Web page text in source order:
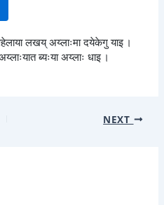
लखय् अय्लाःमा दयेकेगु याइ ।
ब्यःया अय्लाः धाइ ।
NEXT